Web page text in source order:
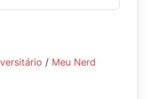
/ Meu Nerd